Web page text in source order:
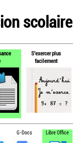
scolaire
S'exercer plus
facilement
G-Docs Libre Office